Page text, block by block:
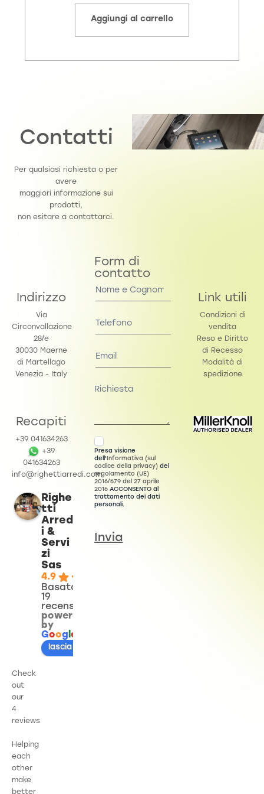
Aggiungi al carrello
Contatti
Per qualsiasi richiesta o per
avere
maggiori informazione sui
prodotti,
non esitare a contattarci.
Indirizzo
Via
Circonvallazione
28/e
30030 Maerne
di Martellago
Venezia - Italy
Recapiti
+39 041634263
+39
041634263
info@righettiarredi.com
Righe
tti
Arred
i &
Servi
zi
Sas
4.9
Basato su
19
recensioni
powered
by
Google
lascia una recensione su
Check
out
our
4
reviews
Helping
each
other
make
better
Form di
contatto
Contact
Us
Presa visione
dell' Informativa (sul
codice della privacy) del
regolamento (UE)
2016/679 del 27 aprile
2016 ACCONSENTO al
trattamento dei dati
personali.
Invia
Link utili
Condizioni di
vendita
Reso e Diritto
di Recesso
Modalità di
spedizione